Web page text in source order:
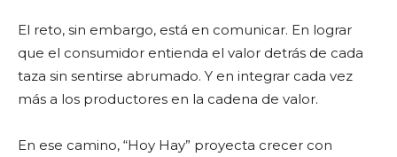
El reto, sin embargo, está en comunicar. En lograr
que el consumidor entienda el valor detrás de cada
taza sin sentirse abrumado. Y en integrar cada vez
más a los productores en la cadena de valor.
En ese camino, “Hoy Hay” proyecta crecer con